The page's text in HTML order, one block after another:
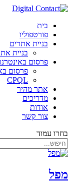
בית
פורטפוליו
בניית אתרים
בניית
פרסום
פרסום
CPQL
אתר מהיר
מדריכים
אודות
צור קשר
בחרו עמוד
מפל